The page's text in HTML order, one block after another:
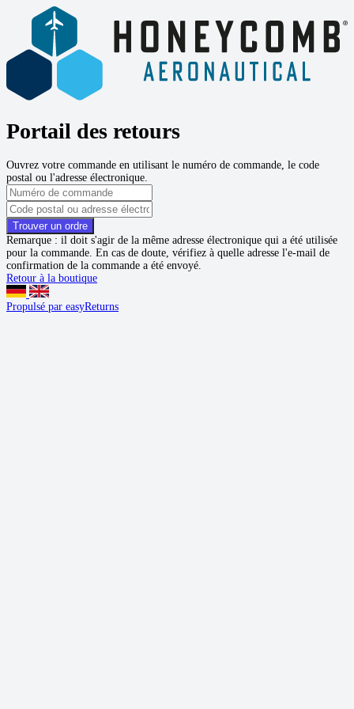
Portail des retours
Ouvrez votre commande en utilisant le numéro de commande, le code
postal ou l'adresse électronique.
Trouver un ordre
Remarque : il doit s'agir de la même adresse électronique qui a été utilisée
pour la commande. En cas de doute, vérifiez à quelle adresse l'e-mail de
confirmation de la commande a été envoyé.
Retour à la boutique
Propulsé par easyReturns